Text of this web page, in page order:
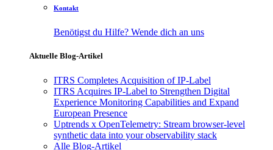
Kontakt
Benötigst du Hilfe? Wende dich an uns
Aktuelle Blog-Artikel
ITRS Completes Acquisition of IP-Label
ITRS Acquires IP-Label to Strengthen Digital
Experience Monitoring Capabilities and Expand
European Presence
Uptrends x OpenTelemetry: Stream browser-level
synthetic data into your observability stack
Alle Blog-Artikel